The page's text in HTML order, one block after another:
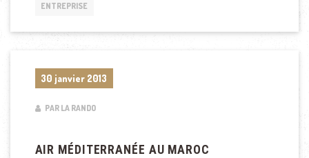
ENTREPRISE
30 janvier 2013
PAR LA RANDO
AIR MÉDITERRANÉE AU MAROC